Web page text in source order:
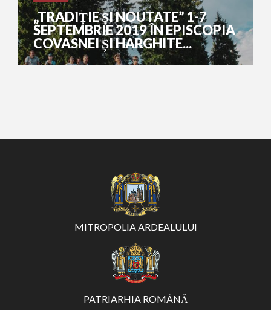
„TRADIȚIE ȘI NOUTATE” 1-7
SEPTEMBRIE 2019 ÎN EPISCOPIA
COVASNEI ȘI HARGHITE...
MITROPOLIA ARDEALULUI
PATRIARHIA ROMÂNĂ